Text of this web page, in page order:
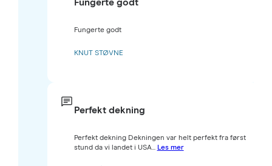
Fungerte godt
Fungerte godt
KNUT STØVNE
Perfekt dekning
Perfekt dekning Dekningen var helt perfekt fra først
stund da vi landet i USA... Les mer